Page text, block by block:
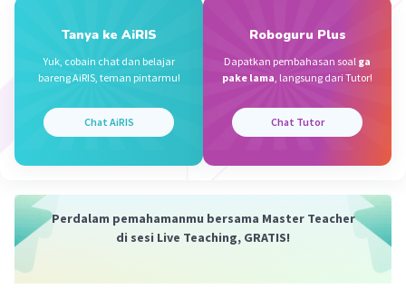
Jawabannya D
Beri Rating Balas
Tanya ke AiRIS
Yuk, cobain chat dan belajar
bareng AiRIS, teman pintarmu!
Chat AiRIS
Roboguru Plus
Dapatkan pembahasan soal ga
pake lama, langsung dari Tutor!
Chat Tutor
Perdalam pemahamanmu bersama Master Teacher
di sesi Live Teaching, GRATIS!